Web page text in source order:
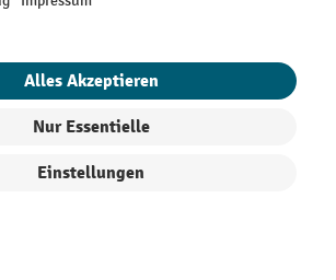
der Vorrat reicht. Der Rabatt gilt nicht auf
Newsletter gewährt. Der Gutschein ist 10
ab einem Netto-Bestellwert von 250,- € online
Höhe des Rabatts variiert je nach
Werkstatt, Betrieb, Transport, Stapeln und